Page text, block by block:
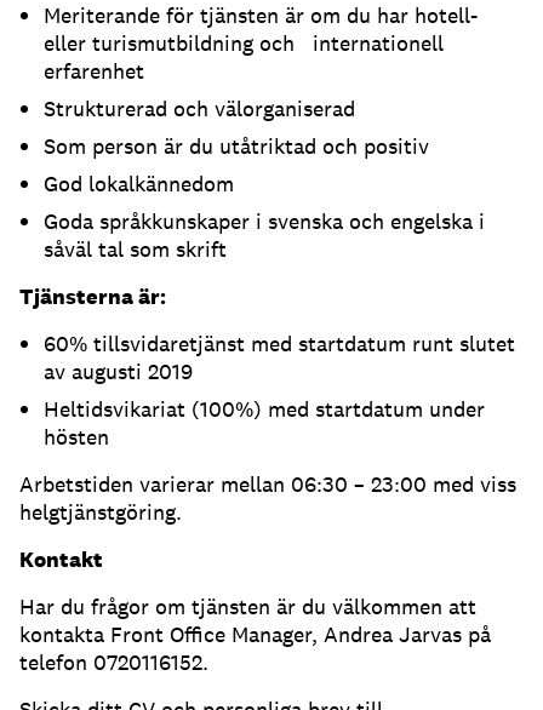
Meriterande för tjänsten är om du har hotell-
eller turismutbildning och internationell
erfarenhet
Strukturerad och välorganiserad
Som person är du utåtriktad och positiv
God lokalkännedom
Goda språkkunskaper i svenska och engelska i
såväl tal som skrift
Tjänsterna är:
60% tillsvidaretjänst med startdatum runt slutet
av augusti 2019
Heltidsvikariat (100%) med startdatum under
hösten
Arbetstiden varierar mellan 06:30 – 23:00 med viss
helgtjänstgöring.
Kontakt
Har du frågor om tjänsten är du välkommen att
kontakta Front Office Manager, Andrea Jarvas på
telefon 0720116152.